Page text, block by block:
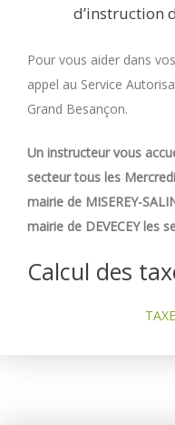
d’instruction
Pour vous aider dans
appel au Service
Grand Besançon.
Un instructeur vous
secteur tous les
mairie de MISEREY-
mairie de DEVECEY les
Calcul des